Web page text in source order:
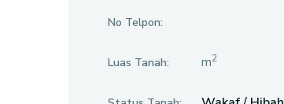
No Telpon:
Luas Tanah: m2